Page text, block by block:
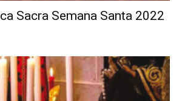
Sacra Semana Santa 2022